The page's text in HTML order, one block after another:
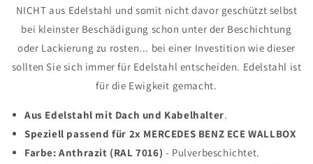
NICHT aus Edelstahl und somit nicht davor geschützt selbst
bei kleinster Beschädigung schon unter der Beschichtung
oder Lackierung zu rosten... bei einer Investition wie dieser
sollten Sie sich immer für Edelstahl entscheiden. Edelstahl ist
für die Ewigkeit gemacht.
Aus Edelstahl mit Dach und Kabelhalter.
Speziell passend für 2x MERCEDES BENZ ECE WALLBOX
Farbe: Anthrazit (RAL 7016) - Pulverbeschichtet.